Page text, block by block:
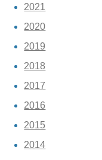
2021
2020
2019
2018
2017
2016
2015
2014